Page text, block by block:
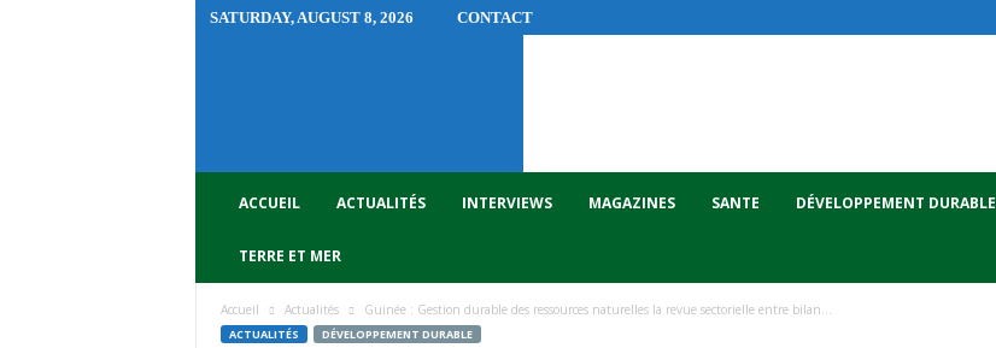
SATURDAY, AUGUST 8, 2026
CONTACT
E
ACCUEIL ACTUALITÉS INTERVIEWS MAGAZINES SANTE DÉVELOPPEMENT DURABLE
TERRE ET MER
Accueil Actualités Guinée : Gestion durable des ressources naturelles la revue sectorielle entre bilan...
ACTUALITÉS DÉVELOPPEMENT DURABLE